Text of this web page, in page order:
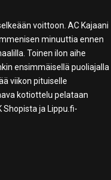
voittoon. AC Kajaani
minuuttia ennen
Toinen ilon aihe
ensimmäisellä puoliajalla
viikon pituiselle
kotiottelu pelataan
Shopista ja Lippu.fi-